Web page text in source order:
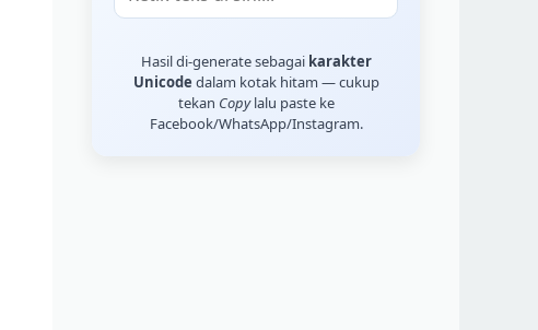
Hasil di-generate sebagai karakter
Unicode dalam kotak hitam — cukup
tekan Copylalu paste ke
Facebook/WhatsApp/Instagram.